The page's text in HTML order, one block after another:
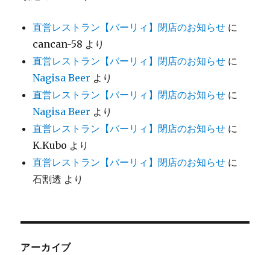
直営レストラン【バーリィ】閉店のお知らせ に
cancan-58 より
直営レストラン【バーリィ】閉店のお知らせ に
Nagisa Beer より
直営レストラン【バーリィ】閉店のお知らせ に
Nagisa Beer より
直営レストラン【バーリィ】閉店のお知らせ に
K.Kubo より
直営レストラン【バーリィ】閉店のお知らせ に
石割透 より
アーカイブ